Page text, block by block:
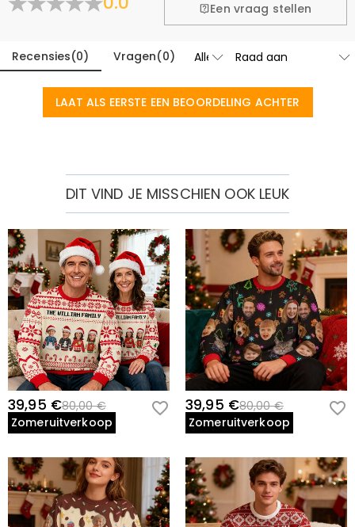
Meer Informatie
Een vraag stellen
Recensies(0) Vragen(0)
LAAT ALS EERSTE EEN BEOORDELING ACHTER
DIT VIND JE MISSCHIEN OOK LEUK
39,95 €80,00 €
Zomeruitverkoop
39,95 €80,00 €
Zomeruitverkoop